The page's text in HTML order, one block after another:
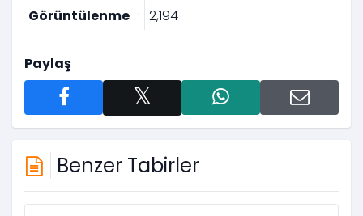
Görüntülenme : 2,194
Paylaş
Benzer Tabirler